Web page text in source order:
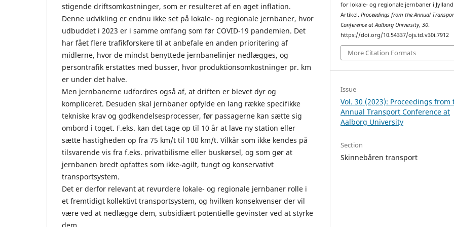
stigende driftsomkostninger, som er resulteret af en øget inflation.
Denne udvikling er endnu ikke set på lokale- og regionale jernbaner, hvor
udbuddet i 2023 er i samme omfang som før COVID-19 pandemien. Det
har fået flere trafikforskere til at anbefale en anden prioritering af
midlerne, hvor de mindst benyttede jernbanelinjer nedlægges, og
persontrafik erstattes med busser, hvor produktionsomkostninger pr. km
er under det halve.
Men jernbanerne udfordres også af, at driften er blevet dyr og
kompliceret. Desuden skal jernbaner opfylde en lang række specifikke
tekniske krav og godkendelsesprocesser, før passagerne kan sætte sig
ombord i toget. F.eks. kan det tage op til 10 år at lave ny station eller
sætte hastigheden op fra 75 km/t til 100 km/t. Vilkår som ikke kendes på
tilsvarende vis fra f.eks. privatbilisme eller buskørsel, og som gør at
jernbanen bredt opfattes som ikke-agilt, tungt og konservativt
transportsystem.
Det er derfor relevant at revurdere lokale- og regionale jernbaner rolle i
et fremtidigt kollektivt transportsystem, og hvilken konsekvenser der vil
være ved at nedlægge dem, subsidiært potentielle gevinster ved at styrke
for lokale- og regionale jernbaner i
Artikel.Proceedings from the Annual
Conference at Aalborg University,30.
https://doi.org/10.54337/ojs.td.v30i.7912
More Citation Formats
Issue
Vol. 30 (2023): Proceedings from
Annual Transport Conference at
Aalborg University
Section
Skinnebåren transport